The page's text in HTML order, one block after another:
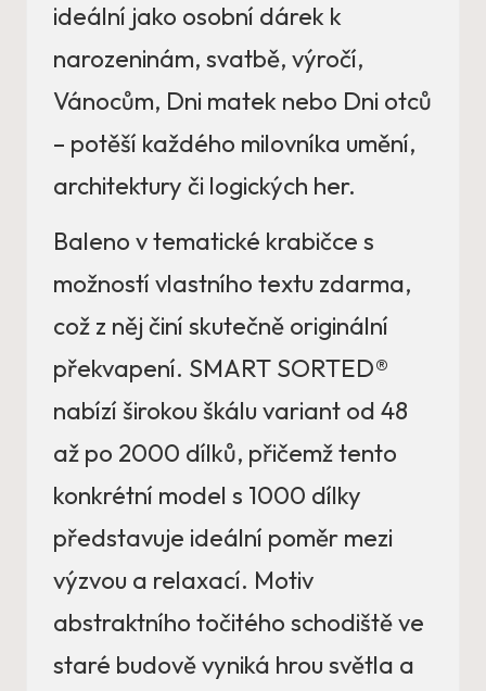
ideální jako osobní dárek k
narozeninám, svatbě, výročí,
Vánocům, Dni matek nebo Dni otců
– potěší každého milovníka umění,
architektury či logických her.
Baleno v tematické krabičce s
možností vlastního textu zdarma,
což z něj činí skutečně originální
překvapení. SMART SORTED®
nabízí širokou škálu variant od 48
až po 2000 dílků, přičemž tento
konkrétní model s 1000 dílky
představuje ideální poměr mezi
výzvou a relaxací. Motiv
abstraktního točitého schodiště ve
staré budově vyniká hrou světla a